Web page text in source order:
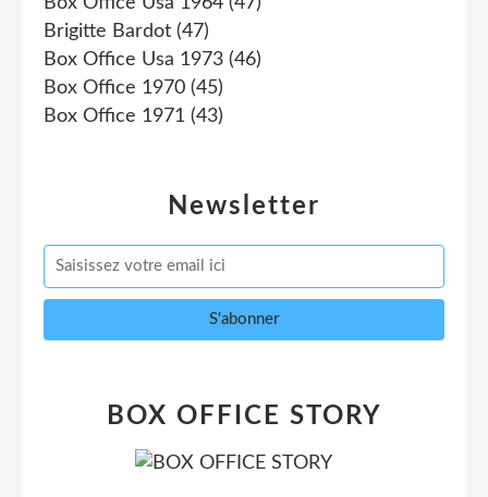
Newsletter
Brigitte Bardot (47)
Box Office Usa 1973 (46)
Box Office 1970 (45)
Box Office 1971 (43)
BOX OFFICE STORY